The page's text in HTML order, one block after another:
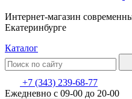
Интернет-магазин
Екатеринбурге
Каталог
+7 (343) 239-68-77
Ежедневно с 09-00 до 20-00